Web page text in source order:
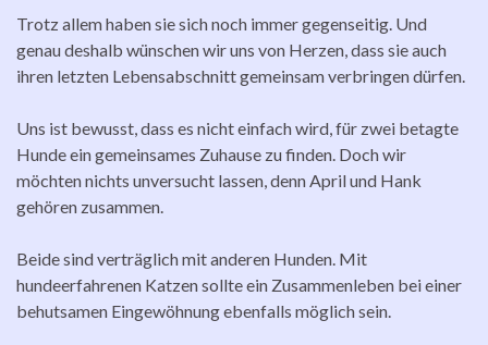
Trotz allem haben sie sich noch immer gegenseitig. Und
genau deshalb wünschen wir uns von Herzen, dass sie auch
ihren letzten Lebensabschnitt gemeinsam verbringen dürfen.
Uns ist bewusst, dass es nicht einfach wird, für zwei betagte
Hunde ein gemeinsames Zuhause zu finden. Doch wir
möchten nichts unversucht lassen, denn April und Hank
gehören zusammen.
Beide sind verträglich mit anderen Hunden. Mit
hundeerfahrenen Katzen sollte ein Zusammenleben bei einer
behutsamen Eingewöhnung ebenfalls möglich sein.